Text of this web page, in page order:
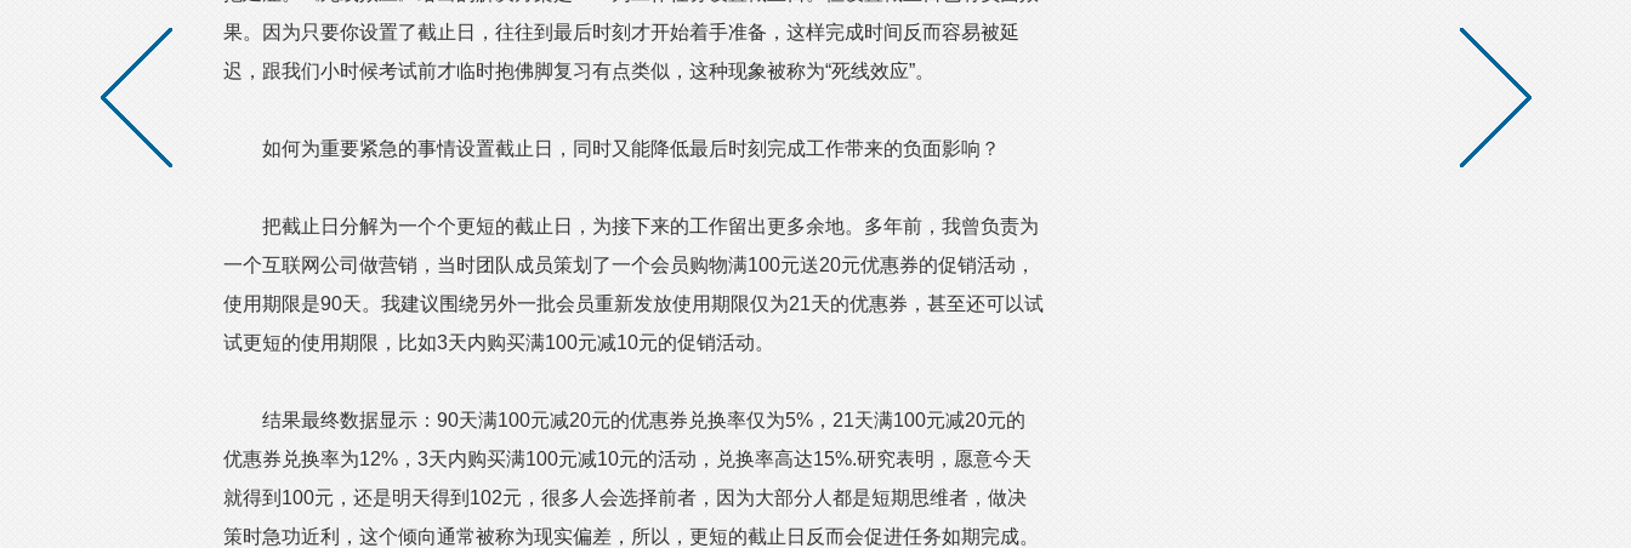
果。因为只要你设置了截止日，往往到最后时刻才开始着手准备，这样完成时间反而容易被延
迟，跟我们小时候考试前才临时抱佛脚复习有点类似，这种现象被称为“死线效应”。
如何为重要紧急的事情设置截止日，同时又能降低最后时刻完成工作带来的负面影响？
把截止日分解为一个个更短的截止日，为接下来的工作留出更多余地。多年前，我曾负责为
一个互联网公司做营销，当时团队成员策划了一个会员购物满100元送20元优惠券的促销活动，
使用期限是90天。我建议围绕另外一批会员重新发放使用期限仅为21天的优惠券，甚至还可以试
试更短的使用期限，比如3天内购买满100元减10元的促销活动。
结果最终数据显示：90天满100元减20元的优惠券兑换率仅为5%，21天满100元减20元的
优惠券兑换率为12%，3天内购买满100元减10元的活动，兑换率高达15%.研究表明，愿意今天
就得到100元，还是明天得到102元，很多人会选择前者，因为大部分人都是短期思维者，做决
策时急功近利，这个倾向通常被称为现实偏差，所以，更短的截止日反而会促进任务如期完成。